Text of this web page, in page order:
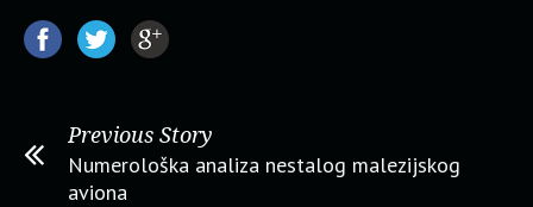
Previous Story
Numerološka analiza nestalog malezijskog
aviona